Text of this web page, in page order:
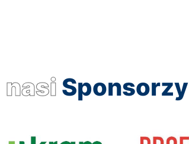
nasi Sponsorzy